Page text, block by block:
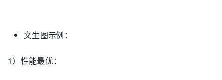
文生图示例：
1）性能最优：